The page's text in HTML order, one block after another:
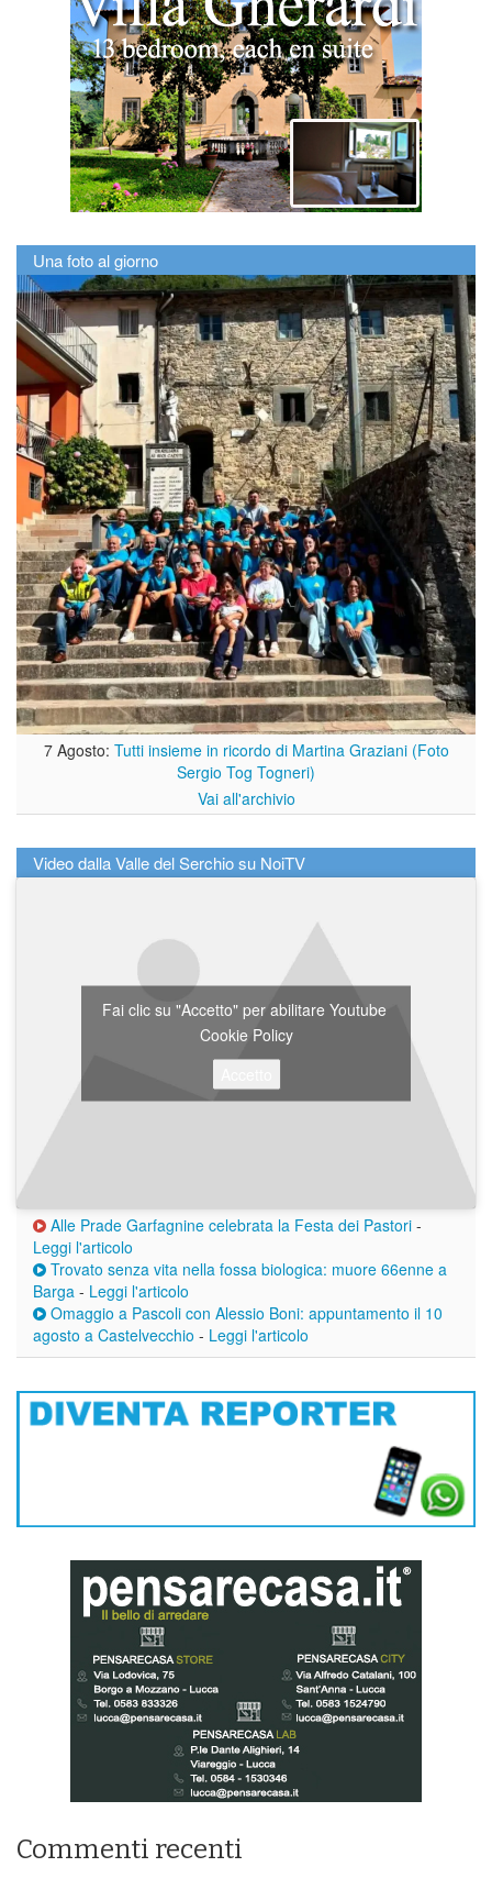
Una foto al giorno
7 Agosto: Tutti insieme in ricordo di Martina Graziani (Foto
Sergio Tog Togneri)
Vai all'archivio
Video dalla Valle del Serchio su NoiTV
Fai clic su "Accetto" per abilitare Youtube
Cookie Policy
Alle Prade Garfagnine celebrata la Festa dei Pastori -
Leggi l'articolo
Trovato senza vita nella fossa biologica: muore 66enne a
Barga - Leggi l'articolo
Omaggio a Pascoli con Alessio Boni: appuntamento il 10
agosto a Castelvecchio - Leggi l'articolo
Commenti recenti